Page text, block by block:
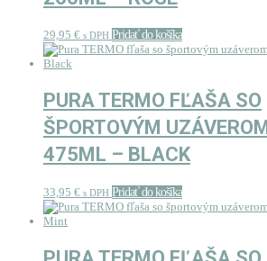
29,95 € s DPH Pridať do košíka
PURA TERMO FĽAŠA SO
ŠPORTOVÝM UZÁVEROM
475ML – BLACK
33,95 € s DPH Pridať do košíka